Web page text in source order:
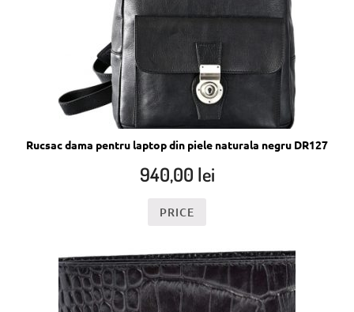
Rucsac dama pentru laptop din piele naturala negru DR127
940,00 lei
PRICE